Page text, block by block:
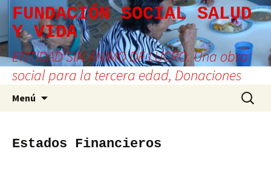
Saltar
contenido
FUNDACIÓN SOCIAL SALUD
Y VIDA
ENTIDAD SIN ÁNIMO DE LUCRO. Una obra
social para la tercera edad, Donaciones
Menú Buscar:
Estados Financieros